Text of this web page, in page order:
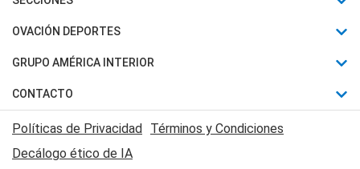
Política
Judiciales
Economia
Horóscopo
Motores
Trucos caseros
Series y Películas
Edictos y Solicitadas
OVACIÓN DEPORTES
Fútbol
Mundial
Automovilismo
Rugby
GRUPO AMÉRICA INTERIOR
Canal 7 en Vivo
CONTACTO
Acerca de Nosotros
Contactanos
Políticas de Privacidad Términos y Condiciones
Decálogo ético de IA